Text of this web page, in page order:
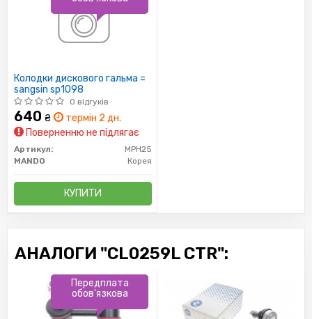
Колодки дискового гальма =
sangsin sp1098
0 відгуків
640 ₴
термін 2 дн.
Поверненню не підлягає
Артикул:
MPH25
MANDO
Корея
КУПИТИ
АНАЛОГИ "CL0259L CTR":
Передплата
обов'язкова